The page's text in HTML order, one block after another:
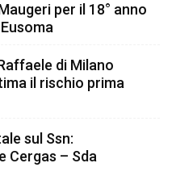
per il 18° anno
di Milano
il rischio prima
sul Ssn:
Cergas – Sda